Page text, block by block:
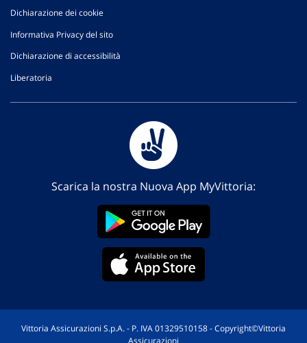
Dichiarazione dei cookie
Informativa Privacy del sito
Dichiarazione di accessibilità
Liberatoria
Scarica la nostra Nuova App MyVittoria:
Vittoria Assicurazioni S.p.A. - P. IVA 01329510158 - Copyright©Vittoria
Assicurazioni